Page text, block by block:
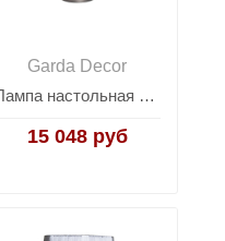
Garda Decor
Лампа настольная серебристая (кремовый абажур) 22-88237
15 048 руб